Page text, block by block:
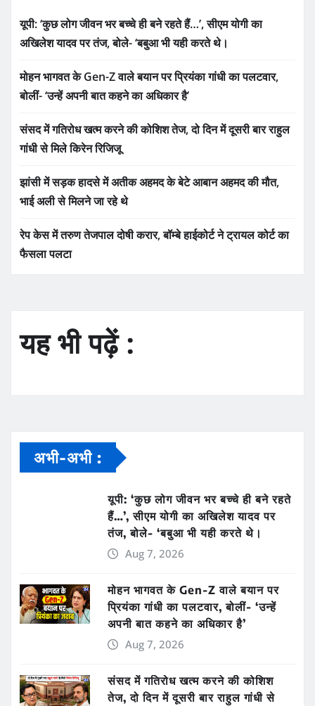
यूपी: ‘कुछ लोग जीवन भर बच्चे ही बने रहते हैं…’, सीएम योगी का
अखिलेश यादव पर तंज, बोले- ‘बबुआ भी यही करते थे।
मोहन भागवत के Gen-Z वाले बयान पर प्रियंका गांधी का पलटवार,
बोलीं- ‘उन्हें अपनी बात कहने का अधिकार है’
संसद में गतिरोध खत्म करने की कोशिश तेज, दो दिन में दूसरी बार राहुल
गांधी से मिले किरेन रिजिजू
झांसी में सड़क हादसे में अतीक अहमद के बेटे आबान अहमद की मौत,
भाई अली से मिलने जा रहे थे
रेप केस में तरुण तेजपाल दोषी करार, बॉम्बे हाईकोर्ट ने ट्रायल कोर्ट का
फैसला पलटा
यह भी पढ़ें :
अभी-अभी :
यूपी: ‘कुछ लोग जीवन भर बच्चे ही बने रहते
हैं…’, सीएम योगी का अखिलेश यादव पर
तंज, बोले- ‘बबुआ भी यही करते थे।
Aug 7, 2026
मोहन भागवत के Gen-Z वाले बयान पर
प्रियंका गांधी का पलटवार, बोलीं- ‘उन्हें
अपनी बात कहने का अधिकार है’
Aug 7, 2026
संसद में गतिरोध खत्म करने की कोशिश
तेज, दो दिन में दूसरी बार राहुल गांधी से